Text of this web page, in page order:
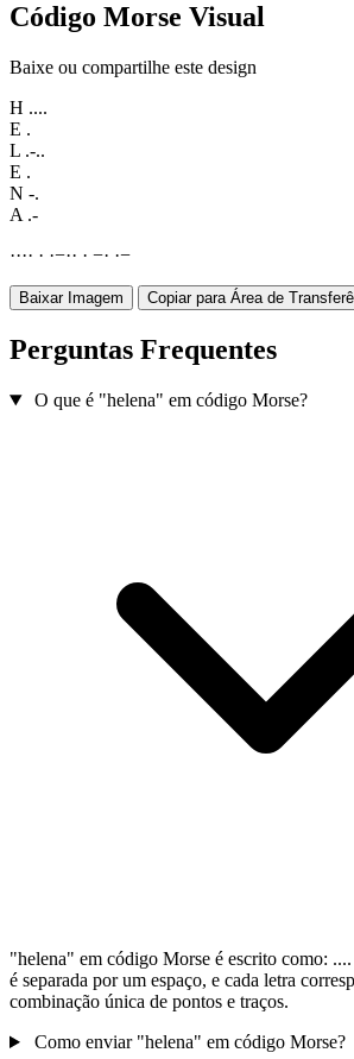
Código Morse Visual
Baixe ou compartilhe este design
H ....
E .
L .-..
E .
N -.
A .-
···· · ·−·· · −· ·−
Baixar Imagem Copiar para Área de
Perguntas Frequentes
O que é "helena" em código Morse?
"helena" em código Morse é escrito como:
é separada por um espaço, e cada letra
combinação única de pontos e traços.
Como enviar "helena" em código Morse?